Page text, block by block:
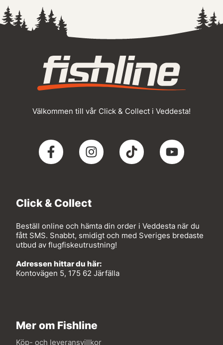
Välkommen till vår Click & Collect i Veddesta!
Click & Collect
Beställ online och hämta din order i Veddesta när du
fått SMS. Snabbt, smidigt och med Sveriges bredaste
utbud av flugfiskeutrustning!
Adressen hittar du här:
Kontovägen 5, 175 62 Järfälla
Mer om Fishline
Köp- och leveransvillkor